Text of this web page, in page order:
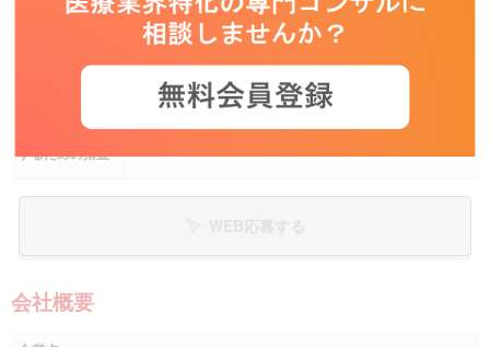
都営地下鉄 大江戸線「六本木駅」徒歩約4分
都営地下鉄 大江戸線「麻布十番駅」徒歩約4分
東京メトロ 千代田線「乃木坂駅」徒歩約8分
受動喫煙を防止
するための措置
会社概要